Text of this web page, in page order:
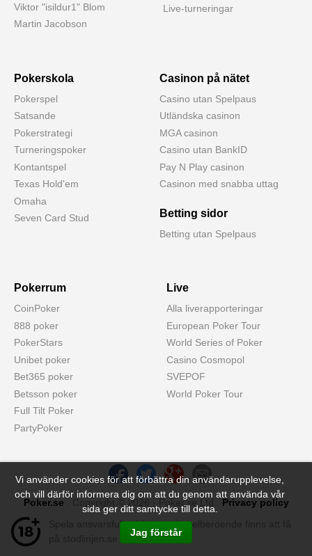
Viktor "isildur1" Blom
Martin Jacobson
Live-turneringar
Pokerskola
Pokerspel
Satsande
Pokerstrategi
Turneringspoker
Kontantspel
Texas Hold'em
Omaha
Seven Card Stud
Casinon på nätet
Casino utan Spelpaus
Utländska casinon
MGA casinon
Casino utan BankID
Pay N Play casinon
Casinon med snabba uttag
Betting sidor
Betting utan Spelpaus
Pokerrum
CoinPoker
888 poker
PokerStars
Unibet poker
Bet365 poker
Betsson poker
Full Tilt Poker
PartyPoker
Live
Alla liverapporteringar
European Poker Tour
World Series of Poker
Casino Cosmopol
SVEPOF
World Poker Tour
Poker.se . Copyright © 2026 · Poker.se Ltd . Privacy policy
Spela ansvarsfullt - hjälp med spelberoende finns att få
Vi använder cookies för att förbättra din användarupplevelse,
och vill därför informera dig om att du genom att använda vår
sida ger ditt samtycke till detta.
Jag förstår